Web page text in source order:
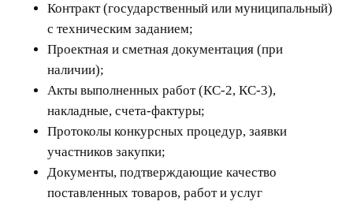
Контракт (государственный или муниципальный)
с техническим заданием;
Проектная и сметная документация (при
наличии);
Акты выполненных работ (КС-2, КС-3),
накладные, счета-фактуры;
Протоколы конкурсных процедур, заявки
участников закупки;
Документы, подтверждающие качество
поставленных товаров, работ и услуг